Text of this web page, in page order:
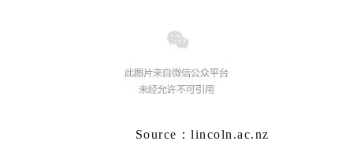
Source：lincoln.ac.nz